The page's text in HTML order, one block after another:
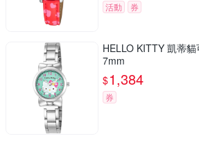
活動 券
HELLO KITTY 凱蒂
7mm
$1,384
券